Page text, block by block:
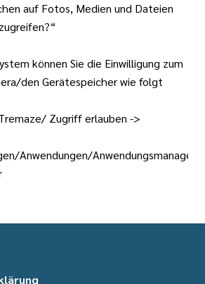
auf Fotos, Medien und Dateien
können Sie die Einwilligung zum
den Gerätespeicher wie folgt
Zugriff erlauben ->
Anwendungen/